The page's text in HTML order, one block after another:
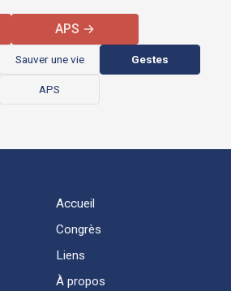
Sauver une vie Gestes
APS
APS →
Accueil
Congrès
Liens
À propos